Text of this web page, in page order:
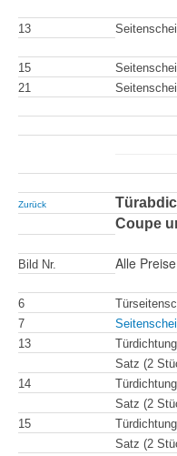
13
15
21
Zurück
Coupe
Bild Nr. Alle
6
7
13
Satz (2
14
Satz (2
15
Satz (2